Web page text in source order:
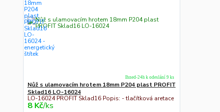
Nůž s ulamovacím hrotem 18mm P204 plast PROFIT
Sklad16 LO-16024
LO-16024 PROFIT Sklad16 Popis: - tlačítková aretace
8 Kč/ks
Ihned-24h k odeslání 9 ks